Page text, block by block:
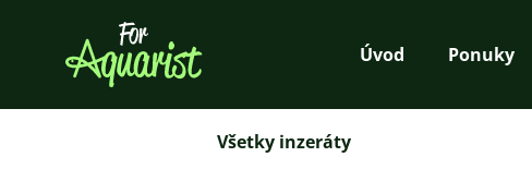
Úvod Ponuky
Všetky inzeráty